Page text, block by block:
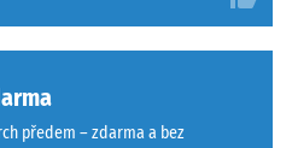
předem – zdarma a bez